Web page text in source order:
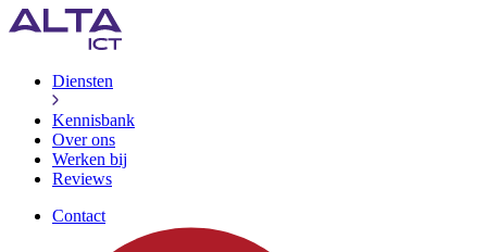
Diensten
Kennisbank
Over ons
Werken bij
Reviews
Contact